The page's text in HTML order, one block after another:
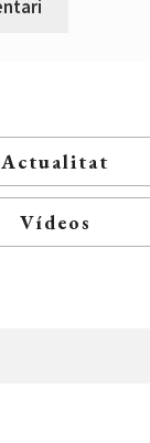
Actualitat
Vídeos